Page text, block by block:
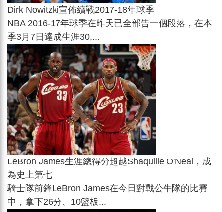
Dirk Nowitzki宣佈續戰2017-18年球季
NBA 2016-17年球季在昨天已全部告一個段落，在本
季3月7日達成生涯30,...
LeBron James生涯總得分超越Shaquille O'Neal，成
為史上第七
騎士隊前鋒LeBron James在今日對戰公牛隊的比賽
中，拿下26分、10籃板...